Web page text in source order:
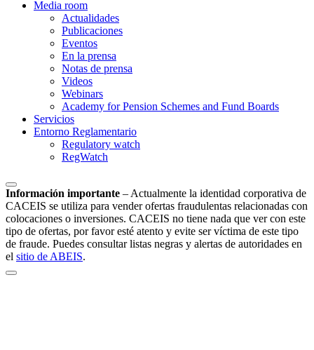
Media room
Actualidades
Publicaciones
Eventos
En la prensa
Notas de prensa
Videos
Webinars
Academy for Pension Schemes and Fund Boards
Servicios
Entorno Reglamentario
Regulatory watch
RegWatch
Información importante – Actualmente la identidad corporativa de
CACEIS se utiliza para vender ofertas fraudulentas relacionadas con
colocaciones o inversiones. CACEIS no tiene nada que ver con este
tipo de ofertas, por favor esté atento y evite ser víctima de este tipo
de fraude. Puedes consultar listas negras y alertas de autoridades en
el sitio de ABEIS.